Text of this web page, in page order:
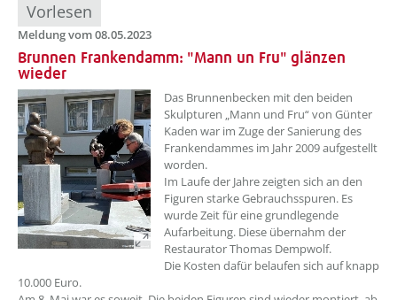
Vorlesen
Meldung vom 08.05.2023
Brunnen Frankendamm: "Mann un Fru" glänzen
wieder
??? absaetzeOben[1]/titel ???
Das Brunnenbecken mit den beiden
Skulpturen „Mann und Fru“ von Günter
Kaden war im Zuge der Sanierung des
Frankendammes im Jahr 2009 aufgestellt
worden.
Im Laufe der Jahre zeigten sich an den
Figuren starke Gebrauchsspuren. Es
wurde Zeit für eine grundlegende
Aufarbeitung. Diese übernahm der
Restaurator Thomas Dempwolf.
Die Kosten dafür belaufen sich auf knapp
10.000 Euro.